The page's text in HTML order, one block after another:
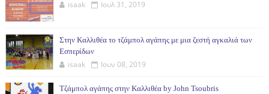
isaak Ιουλ 31, 2019
Στην Καλλιθέα το τζάμπολ αγάπης με μια ζεστή αγκαλιά των
Εσπερίδων
isaak Ιουν 08, 2019
Τζάμπολ αγάπης στην Καλλιθέα by John Tsoubris